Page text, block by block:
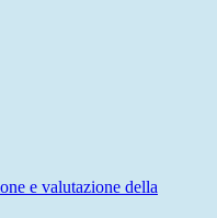
e valutazione della